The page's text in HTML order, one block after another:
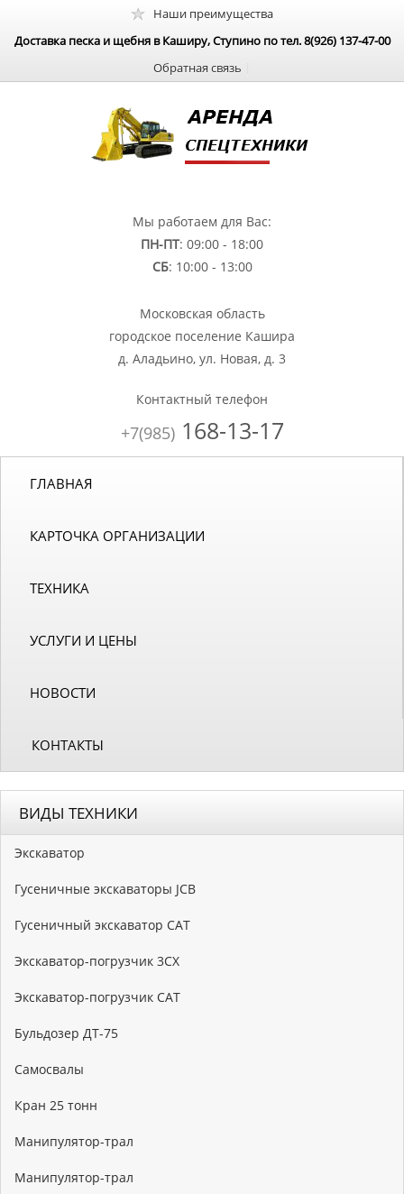
Наши преимущества
Доставка песка и щебня в Каширу, Ступино по тел. 8(926) 137-47-00
Обратная связь
Мы работаем для Вас:
ПН-ПТ: 09:00 - 18:00
СБ: 10:00 - 13:00
Московская область
городское поселение Кашира
д. Аладьино, ул. Новая, д. 3
Контактный телефон
+7(985)168-13-17
ГЛАВНАЯ
КАРТОЧКА ОРГАНИЗАЦИИ
ТЕХНИКА
УСЛУГИ И ЦЕНЫ
НОВОСТИ
КОНТАКТЫ
ВИДЫ ТЕХНИКИ
Экскаватор
Гусеничные экскаваторы JCB
Гусеничный экскаватор CAT
Экскаватор-погрузчик 3CX
Экскаватор-погрузчик CAT
Бульдозер ДТ-75
Самосвалы
Кран 25 тонн
Манипулятор-трал
Манипулятор-трал